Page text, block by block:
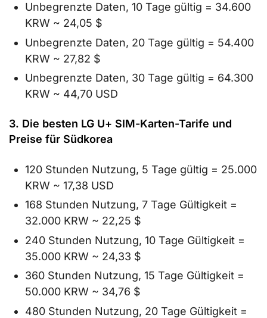
Unbegrenzte Daten, 10 Tage gültig = 34.600
KRW ~ 24,05 $
Unbegrenzte Daten, 20 Tage gültig = 54.400
KRW ~ 27,82 $
Unbegrenzte Daten, 30 Tage gültig = 64.300
KRW ~ 44,70 USD
3. Die besten LG U+ SIM-Karten-Tarife und
Preise für Südkorea
120 Stunden Nutzung, 5 Tage gültig = 25.000
KRW ~ 17,38 USD
168 Stunden Nutzung, 7 Tage Gültigkeit =
32.000 KRW ~ 22,25 $
240 Stunden Nutzung, 10 Tage Gültigkeit =
35.000 KRW ~ 24,33 $
360 Stunden Nutzung, 15 Tage Gültigkeit =
50.000 KRW ~ 34,76 $
480 Stunden Nutzung, 20 Tage Gültigkeit =